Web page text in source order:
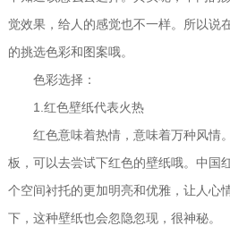
觉效果，给人的感觉也不一样。所以说
的挑选色彩和图案哦。
色彩选择：
1. 红色壁纸代表火热
红色意味着热情，意味着万种风情
板，可以去尝试下红色的壁纸哦。中国
个空间衬托的更加明亮和优雅，让人心
下，这种壁纸也会忽隐忽现，很神秘。